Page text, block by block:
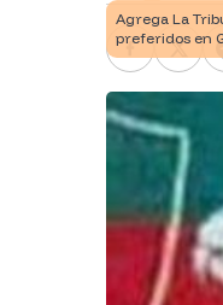
Facebook
X